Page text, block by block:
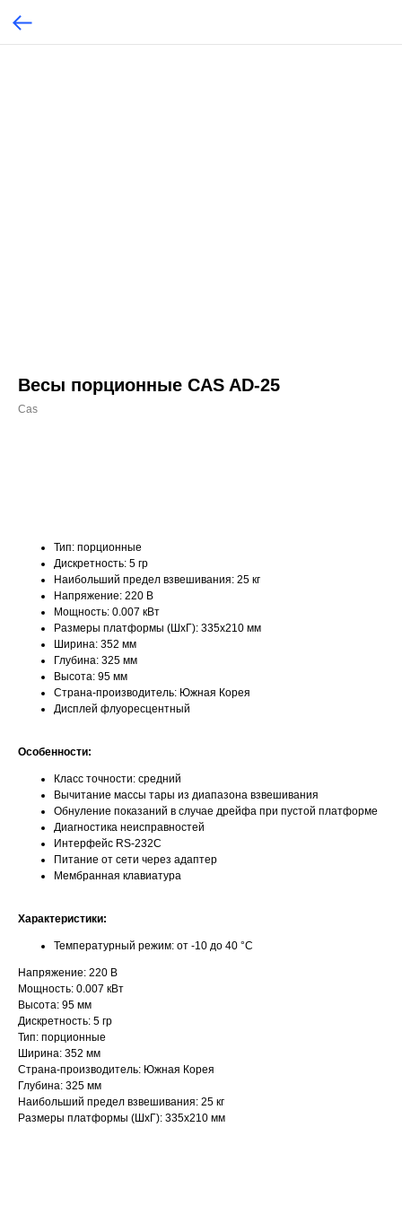
Весы порционные CAS AD-25
Cas
Тип: порционные
Дискретность: 5 гр
Наибольший предел взвешивания: 25 кг
Напряжение: 220 В
Мощность: 0.007 кВт
Размеры платформы (ШxГ): 335х210 мм
Ширина: 352 мм
Глубина: 325 мм
Высота: 95 мм
Страна-производитель: Южная Корея
Дисплей флуоресцентный
Особенности:
Класс точности: средний
Вычитание массы тары из диапазона взвешивания
Обнуление показаний в случае дрейфа при пустой платформе
Диагностика неисправностей
Интерфейс RS-232С
Питание от сети через адаптер
Мембранная клавиатура
Характеристики:
Температурный режим: от -10 до 40 °С
Напряжение: 220 В
Мощность: 0.007 кВт
Высота: 95 мм
Дискретность: 5 гр
Тип: порционные
Ширина: 352 мм
Страна-производитель: Южная Корея
Глубина: 325 мм
Наибольший предел взвешивания: 25 кг
Размеры платформы (ШxГ): 335х210 мм